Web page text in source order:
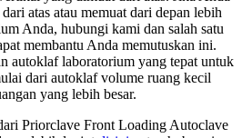
atas atau memuat dari depan lebih
Anda, hubungi kami dan salah satu
membantu Anda memutuskan ini.
autoklaf laboratorium yang tepat untuk
dari autoklaf volume ruang kecil
yang lebih besar.
Priorclave Front Loading Autoclave